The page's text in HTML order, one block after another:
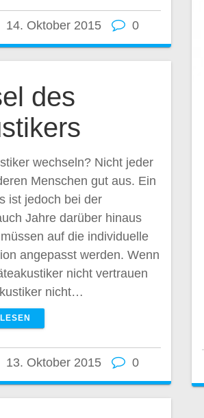
14. Oktober 2015 0
des
wechseln? Nicht jeder
Menschen gut aus. Ein
ist jedoch bei der
Jahre darüber hinaus
auf die individuelle
angepasst werden. Wenn
nicht vertrauen
nicht…
13. Oktober 2015 0